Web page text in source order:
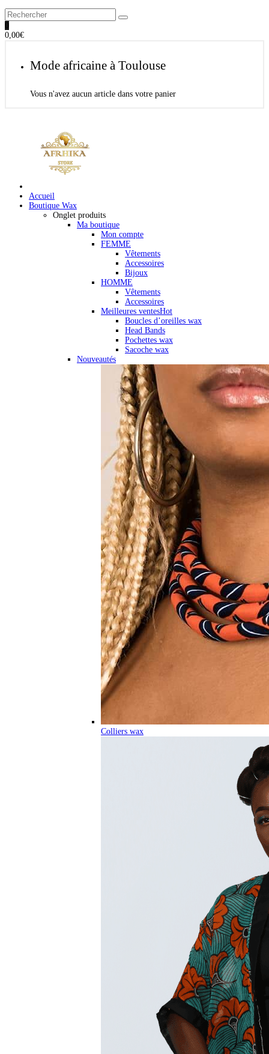
0
0,00€
Mode africaine à Toulouse
Vous n'avez aucun article dans votre panier
Accueil
Boutique Wax
Onglet produits
Ma boutique
Mon compte
FEMME
Vêtements
Accessoires
Bijoux
HOMME
Vêtements
Accessoires
Meilleures ventesHot
Boucles d’oreilles wax
Head Bands
Pochettes wax
Sacoche wax
Nouveautés
Colliers wax